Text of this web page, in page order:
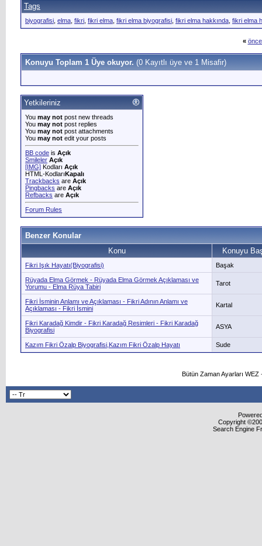
Tags
biyografisi elma fikri fikri elma fikri elma biyografisi fikri elma hakkında fikri elma
«
Konuyu Toplam 1 Üye okuyor. (0 Kayıtlı üye ve 1 Misafir)
Yetkileriniz
You may not post new threads
You may not post replies
You may not post attachments
You may not edit your posts
BB code is Açık
Smileler Açık
[IMG] Kodları Açık
HTML-KodlarıKapalı
Trackbacks are Açık
Pingbacks are Açık
Refbacks are Açık
Forum Rules
Benzer Konular
Konu
Konuyu
Fikri Işık Hayatı(Biyografisi) Başak
Rüyada Elma Görmek - Rüyada Elma Görmek Açıklaması ve
Yorumu - Elma Rüya Tabiri
Tarot
Fikri İsminin Anlamı ve Açıklaması - Fikri Adının Anlamı ve
Açıklaması - Fikri İsmini
Kartal
Fikri Karadağ Kimdir - Fikri Karadağ Resimleri - Fikri Karadağ
Biyografisi
ASYA
Kazım Fikri Özalp Biyografisi,Kazım Fikri Özalp Hayatı Sude
Bütün Zaman Ayarları
Copyright
Search Engine